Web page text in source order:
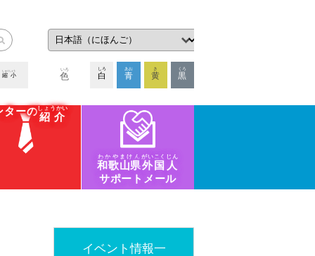
縮小
しゅくしょう
色
いろ
白
しろ
青
あお
黄
き
黒
くろ
ターの 紹介
しょうかい
和歌山県
わかやまけん
外国人
がいこくじん
サポートメール
イベント情報一